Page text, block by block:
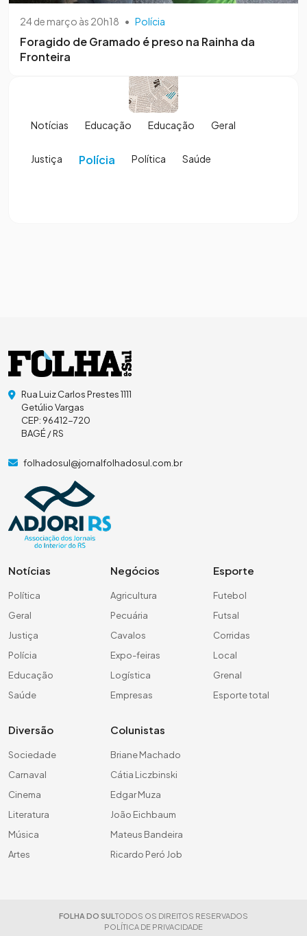
24 de março às 20h18 • Polícia
Foragido de Gramado é preso na Rainha da
Fronteira
Notícias Educação Educação Geral
Justiça Polícia Política Saúde
Rua Luiz Carlos Prestes 1111
Getúlio Vargas
CEP: 96412-720
BAGÉ / RS
folhadosul@jornalfolhadosul.com.br
Notícias
Política
Geral
Justiça
Polícia
Educação
Saúde
Negócios
Agricultura
Pecuária
Cavalos
Expo-feiras
Logística
Empresas
Esporte
Futebol
Futsal
Corridas
Local
Grenal
Esporte total
Diversão
Sociedade
Carnaval
Cinema
Literatura
Música
Artes
Colunistas
Briane Machado
Cátia Liczbinski
Edgar Muza
João Eichbaum
Mateus Bandeira
Ricardo Peró Job
FOLHA DO SUL TODOS OS DIREITOS RESERVADOS
POLÍTICA DE PRIVACIDADE